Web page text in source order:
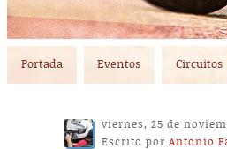
Skip to primary content
Skip to secondary content
Portada Eventos Circuitos
viernes, 25 de
Escrito porAntonio